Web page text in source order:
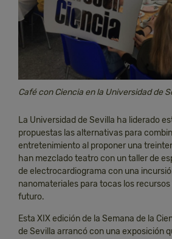
Café con Ciencia en la Universidad de
La Universidad de Sevilla ha liderado
propuestas las alternativas para
entretenimiento al proponer una
han mezclado teatro con un taller de
de electrocardiograma con una
nanomateriales para tocas los
futuro.
Esta XIX edición de la Semana de la
de Sevilla arrancó con una exposición